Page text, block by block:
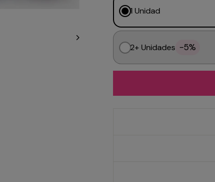
1 Unidad
2+ Unidades -5%